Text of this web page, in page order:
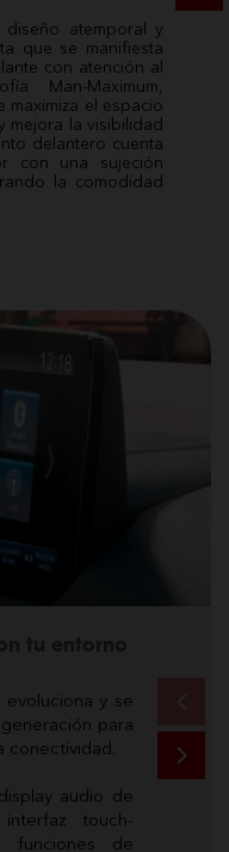
atemporal y
que se manifiesta
con atención al
Man-Maximum,
maximiza el espacio
mejora la visibilidad
delantero cuenta
con una sujeción
la comodidad
y se
para
conectividad.
audio de
touch-
funciones de